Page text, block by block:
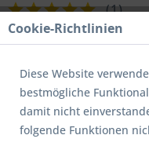
(1)
Cookie-Richtlinien
Diese Website
bestmögliche
damit nicht
folgende Funktionen